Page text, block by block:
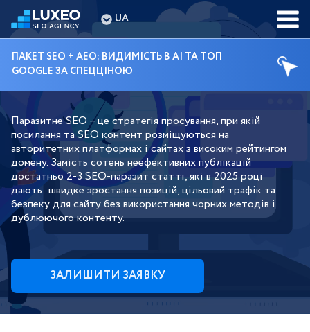
UA
ПАКЕТ SEO + AEO: ВИДИМІСТЬ В AI ТА ТОП
GOOGLE ЗА СПЕЦЦІНОЮ
ПАРАЗИТНЕ SEO ПРОСУВАННЯ
Паразитне SEO – це стратегія просування, при якій
посилання та SEO контент розміщуються на
авторитетних платформах і сайтах з високим рейтингом
домену. Замість сотень неефективних публікацій
достатньо 2-3 SEO-паразит статті, які в 2025 році
дають: швидке зростання позицій, цільовий трафік та
безпеку для сайту без використання чорних методів і
дублюючого контенту.
ЗАЛИШИТИ ЗАЯВКУ